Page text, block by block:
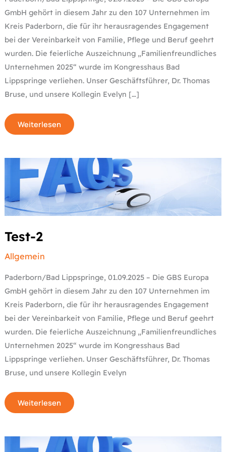
GmbH gehört in diesem Jahr zu den 107 Unternehmen im
Kreis Paderborn, die für ihr herausragendes Engagement
bei der Vereinbarkeit von Familie, Pflege und Beruf geehrt
wurden. Die feierliche Auszeichnung „Familienfreundliches
Unternehmen 2025“ wurde im Kongresshaus Bad
Lippspringe verliehen. Unser Geschäftsführer, Dr. Thomas
Bruse, und unsere Kollegin Evelyn […]
Weiterlesen
Test-2
Allgemein
Paderborn/Bad Lippspringe, 01.09.2025 – Die GBS Europa
GmbH gehört in diesem Jahr zu den 107 Unternehmen im
Kreis Paderborn, die für ihr herausragendes Engagement
bei der Vereinbarkeit von Familie, Pflege und Beruf geehrt
wurden. Die feierliche Auszeichnung „Familienfreundliches
Unternehmen 2025“ wurde im Kongresshaus Bad
Lippspringe verliehen. Unser Geschäftsführer, Dr. Thomas
Bruse, und unsere Kollegin Evelyn
2
Weiterlesen